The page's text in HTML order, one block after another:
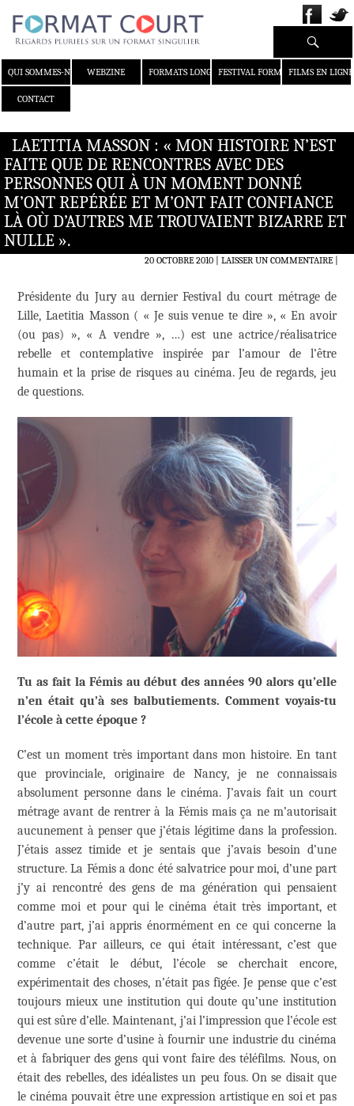
QUI SOMMES-NOUS ?WEBZINE FORMATS LONGS FESTIVAL FORMAT COURT
FILMS EN LIGNE
CONTACT
Recherche
LAETITIA MASSON : « MON HISTOIRE N’EST
FAITE QUE DE RENCONTRES AVEC DES
PERSONNES QUI À UN MOMENT DONNÉ
M’ONT REPÉRÉE ET M’ONT FAIT CONFIANCE
LÀ OÙ D’AUTRES ME TROUVAIENT BIZARRE ET
NULLE ».
20 OCTOBRE 2010 LAISSER UN COMMENTAIRE|
Présidente du Jury au dernier Festival du court métrage de
Lille, Laetitia Masson ( « Je suis venue te dire », « En avoir
(ou pas) », « A vendre », …) est une actrice/réalisatrice
rebelle et contemplative inspirée par l’amour de l’être
humain et la prise de risques au cinéma. Jeu de regards, jeu
de questions.
Tu as fait la Fémis au début des années 90 alors qu’elle
n’en était qu’à ses balbutiements. Comment voyais-tu
l’école à cette époque ?
C’est un moment très important dans mon histoire. En tant
que provinciale, originaire de Nancy, je ne connaissais
absolument personne dans le cinéma. J’avais fait un court
métrage avant de rentrer à la Fémis mais ça ne m’autorisait
aucunement à penser que j’étais légitime dans la profession.
J’étais assez timide et je sentais que j’avais besoin d’une
structure. La Fémis a donc été salvatrice pour moi, d’une part
j’y ai rencontré des gens de ma génération qui pensaient
comme moi et pour qui le cinéma était très important, et
d’autre part, j’ai appris énormément en ce qui concerne la
technique. Par ailleurs, ce qui était intéressant, c’est que
comme c’était le début, l’école se cherchait encore,
expérimentait des choses, n’était pas figée. Je pense que c’est
toujours mieux une institution qui doute qu’une institution
qui est sûre d’elle. Maintenant, j’ai l’impression que l’école est
devenue une sorte d’usine à fournir une industrie du cinéma
et à fabriquer des gens qui vont faire des téléfilms. Nous, on
était des rebelles, des idéalistes un peu fous. On se disait que
le cinéma pouvait être une expression artistique en soi et pas